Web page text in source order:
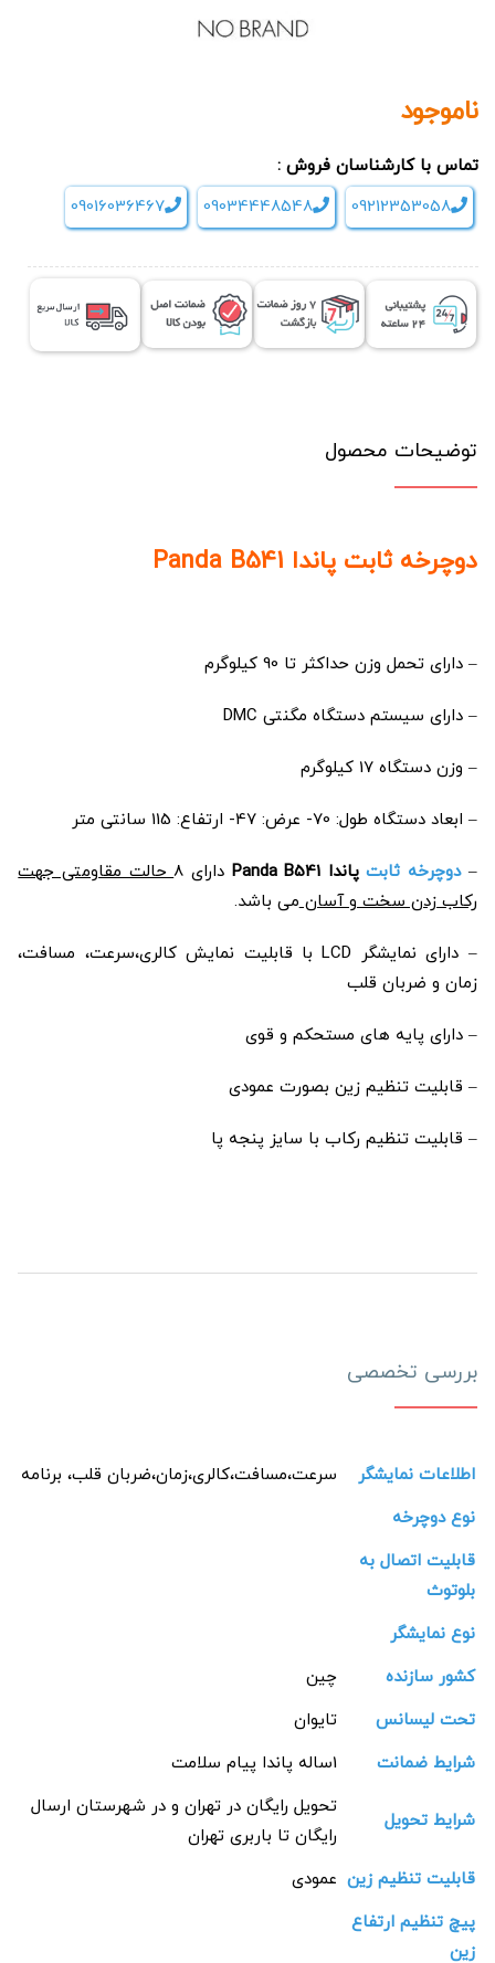
ناموجود
تماس با کارشناسان فروش :
09212353058
09034448548
09016036467
توضیحات محصول
دوچرخه ثابت پاندا Panda B541
– دارای تحمل وزن حداکثر تا 90 کیلوگرم
– دارای سیستم دستگاه مگنتی DMC
– وزن دستگاه 17 کیلوگرم
– ابعاد دستگاه طول: 70- عرض: 47- ارتفاع: 115 سانتی متر
–دوچرخه ثابتپاندا Panda B541 دارای 8
حالت مقاومتی جهت
رکاب زدن سخت و آسانمی باشد.
– دارای نمایشگر LCD با قابلیت نمایش کالری،سرعت، مسافت،
زمان و ضربان قلب
– دارای پایه های مستحکم و قوی
– قابلیت تنظیم زین بصورت عمودی
– قابلیت تنظیم رکاب با سایز پنجه پا
بررسی تخصصی
اطلاعات نمایشگر
سرعت،مسافت،کالری،زمان،ضربان قلب، برنامه
نوع دوچرخه
قابلیت اتصال به
بلوتوث
نوع نمایشگر
کشور سازنده
چین
تحت لیسانس
تایوان
شرایط ضمانت
1ساله پاندا پیام سلامت
شرایط تحویل
تحویل رایگان در تهران و در شهرستان ارسال
رایگان تا باربری تهران
قابلیت تنظیم زین عمودی
پیچ تنظیم ارتفاع
زین